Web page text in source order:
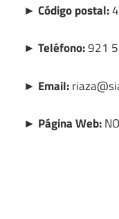
► Código postal:
► Teléfono:921
► Email:
► Página Web: